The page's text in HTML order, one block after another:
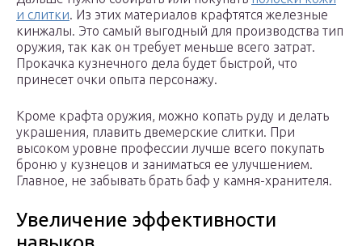
и слитки. Из этих материалов крафтятся железные
кинжалы. Это самый выгодный для производства тип
оружия, так как он требует меньше всего затрат.
Прокачка кузнечного дела будет быстрой, что
принесет очки опыта персонажу.
Кроме крафта оружия, можно копать руду и делать
украшения, плавить двемерские слитки. При
высоком уровне профессии лучше всего покупать
броню у кузнецов и заниматься ее улучшением.
Главное, не забывать брать баф у камня-хранителя.
Увеличение эффективности